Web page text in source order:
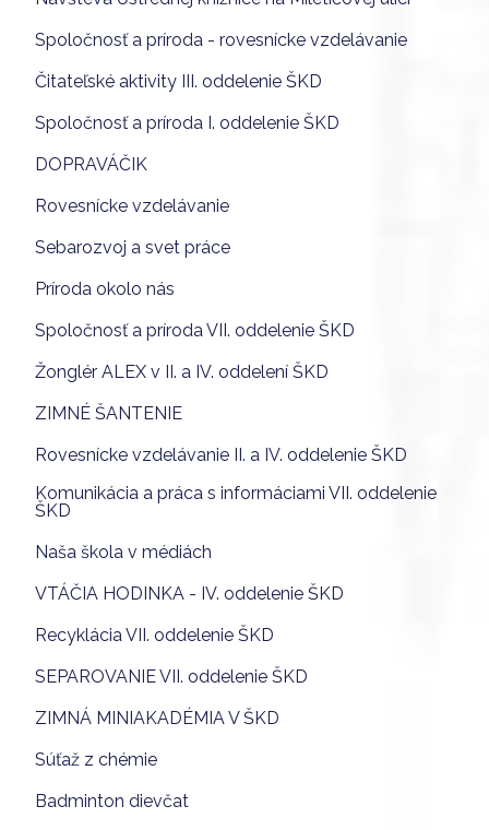
Spoločnosť a príroda - rovesnícke vzdelávanie
Čitateľské aktivity III. oddelenie ŠKD
Spoločnosť a príroda I. oddelenie ŠKD
DOPRAVÁČIK
Rovesnícke vzdelávanie
Sebarozvoj a svet práce
Príroda okolo nás
Spoločnosť a príroda VII. oddelenie ŠKD
Žonglér ALEX v II. a IV. oddelení ŠKD
ZIMNÉ ŠANTENIE
Rovesnícke vzdelávanie II. a IV. oddelenie ŠKD
Komunikácia a práca s informáciami VII. oddelenie
ŠKD
Naša škola v médiách
VTÁČIA HODINKA - IV. oddelenie ŠKD
Recyklácia VII. oddelenie ŠKD
SEPAROVANIE VII. oddelenie ŠKD
ZIMNÁ MINIAKADÉMIA V ŠKD
Súťaž z chémie
Badminton dievčat